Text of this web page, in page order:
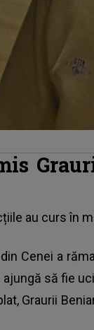
au curs în
Cenei a
ajungă să fie
Graurii